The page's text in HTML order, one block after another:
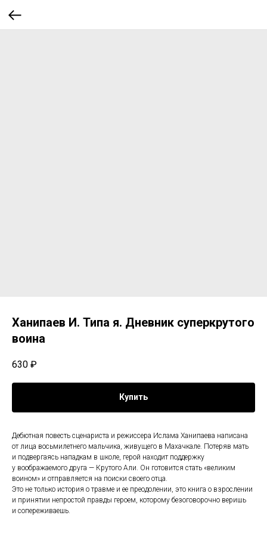
Ханипаев И. Типа я. Дневник суперкрутого
воина
630 ₽
Купить
Дебютная повесть сценариста и режиссера Ислама Ханипаева написана
от лица восьмилетнего мальчика, живущего в Махачкале. Потеряв мать
и подвергаясь нападкам в школе, герой находит поддержку
у воображаемого друга — Крутого Али. Он готовится стать «великим
воином» и отправляется на поиски своего отца.
Это не только история о травме и ее преодолении, это книга о взрослении
и принятии непростой правды героем, которому безоговорочно веришь
и сопереживаешь.